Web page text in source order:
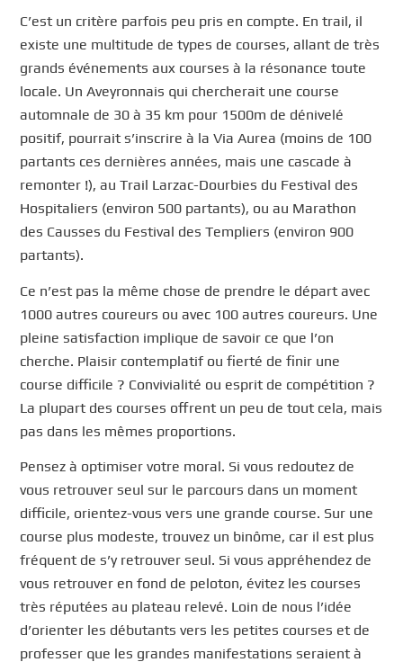
C’est un critère parfois peu pris en compte. En trail, il
existe une multitude de types de courses, allant de très
grands événements aux courses à la résonance toute
locale. Un Aveyronnais qui chercherait une course
automnale de 30 à 35 km pour 1500m de dénivelé
positif, pourrait s’inscrire à la Via Aurea (moins de 100
partants ces dernières années, mais une cascade à
remonter !), au Trail Larzac-Dourbies du Festival des
Hospitaliers (environ 500 partants), ou au Marathon
des Causses du Festival des Templiers (environ 900
partants).
Ce n’est pas la même chose de prendre le départ avec
1000 autres coureurs ou avec 100 autres coureurs. Une
pleine satisfaction implique de savoir ce que l’on
cherche. Plaisir contemplatif ou fierté de finir une
course difficile ? Convivialité ou esprit de compétition ?
La plupart des courses offrent un peu de tout cela, mais
pas dans les mêmes proportions.
Pensez à optimiser votre moral. Si vous redoutez de
vous retrouver seul sur le parcours dans un moment
difficile, orientez-vous vers une grande course. Sur une
course plus modeste, trouvez un binôme, car il est plus
fréquent de s’y retrouver seul. Si vous appréhendez de
vous retrouver en fond de peloton, évitez les courses
très réputées au plateau relevé. Loin de nous l’idée
d’orienter les débutants vers les petites courses et de
professer que les grandes manifestations seraient à